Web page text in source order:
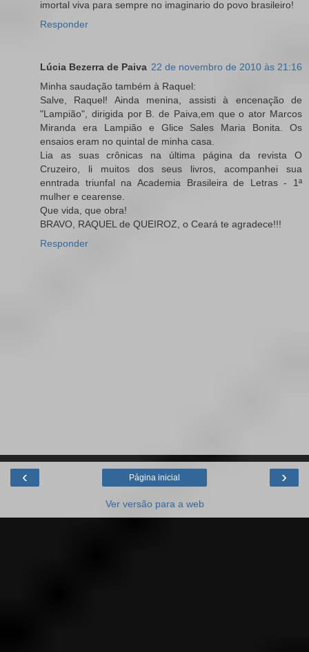
imortal viva para sempre no imaginario do povo brasileiro!
Responder
Lúcia Bezerra de Paiva 22 de novembro de 2010 às 21:16
Minha saudação também à Raquel:
Salve, Raquel! Ainda menina, assisti à encenação de
"Lampião", dirigida por B. de Paiva,em que o ator Marcos
Miranda era Lampião e Glice Sales Maria Bonita. Os
ensaios eram no quintal de minha casa.
Lia as suas crônicas na última página da revista O
Cruzeiro, li muitos dos seus livros, acompanhei sua
enntrada triunfal na Academia Brasileira de Letras - 1ª
mulher e cearense.
Que vida, que obra!
BRAVO, RAQUEL de QUEIROZ, o Ceará te agradece!!!
Responder
‹ ›
Página inicial
Ver versão para a web